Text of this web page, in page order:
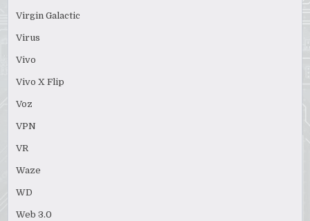
Virgin Galactic
Virus
Vivo
Vivo X Flip
Voz
VPN
VR
Waze
WD
Web 3.0